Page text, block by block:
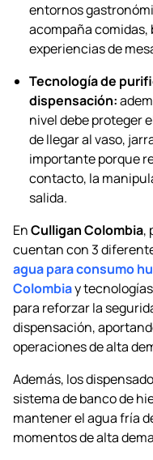
entornos
acompaña comidas,
experiencias de
Tecnología de
dispensación:
nivel debe proteger
de llegar al vaso,
importante porque
contacto, la
salida.
EnCulligan Colombia,
cuentan con 3
agua para consumo
Colombiay
para reforzar la
dispensación,
operaciones de alta
Además, los
sistema de banco de
mantener el agua fría
momentos de alta